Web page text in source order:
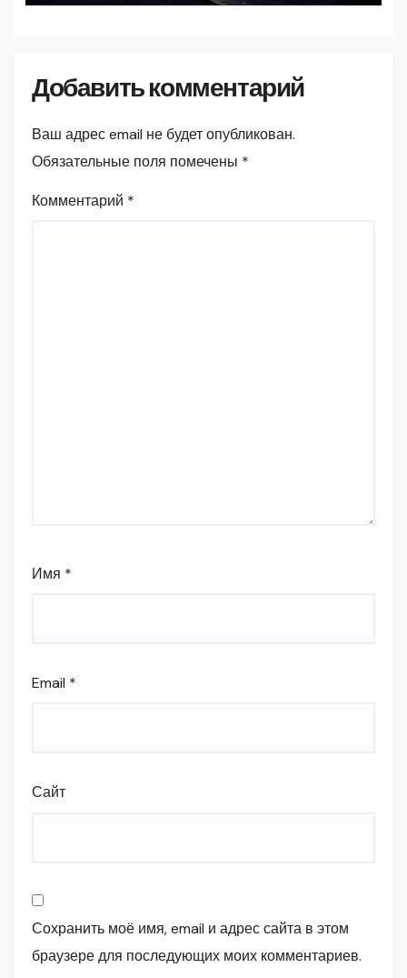
Добавить комментарий
Ваш адрес email не будет опубликован.
Обязательные поля помечены *
Комментарий *
Имя *
Email *
Сайт
Сохранить моё имя, email и адрес сайта в этом
браузере для последующих моих комментариев.